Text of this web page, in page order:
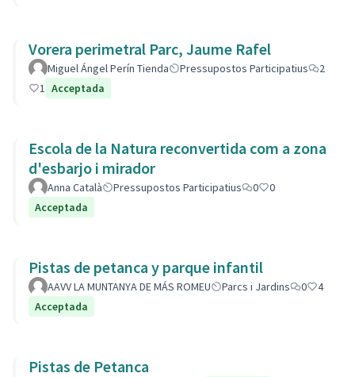
Vorera perimetral Parc, Jaume Rafel
Miguel Ángel Perín Tienda Pressupostos Participatius
2
1 Acceptada
Escola de la Natura reconvertida com a zona
d'esbarjo i mirador
Anna Català Pressupostos Participatius 0
0
Acceptada
Pistas de petanca y parque infantil
AAVV LA MUNTANYA DE MÁS ROMEU Parcs i Jardins 0
4
Acceptada
Pistas de Petanca